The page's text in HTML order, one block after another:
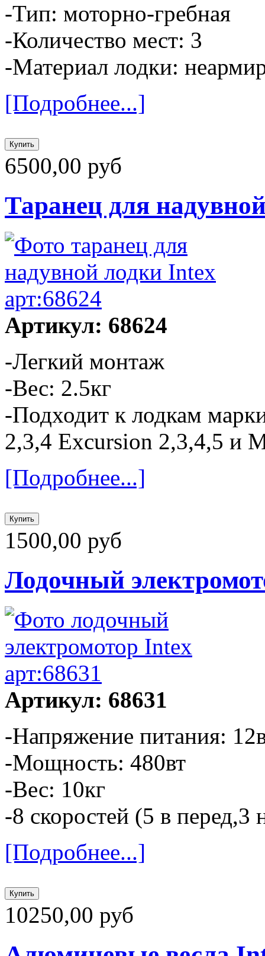
-Тип: моторно-гребная
-Количество мест: 3
-Материал лодки:
[Подробнее...]
6500,00 руб
Таранец для
Артикул: 68624
-Легкий монтаж
-Вес: 2.5кг
-Подходит к лодкам
2,3,4 Excursion 2,3,4,5 и
[Подробнее...]
1500,00 руб
Лодочный
Артикул: 68631
-Напряжение питания:
-Мощность: 480вт
-Вес: 10кг
-8 скоростей (5 в перед,3
[Подробнее...]
10250,00 руб